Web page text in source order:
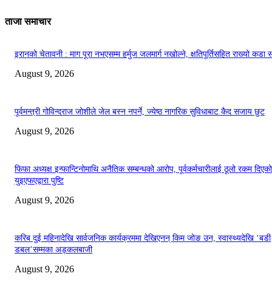
ताजा समाचार
इरानको चेतावनी : माग पूरा नभएसम्म हर्मुज जलमार्ग नखोल्ने, क्षतिपूर्तिसहित राख्यो कडा
August 9, 2026
पूर्वमन्त्री गोविन्दराज जोशीले जेल बस्न नपर्ने, ज्येष्ठ नागरिक सुविधाबाट कैद सजाय छुट
August 9, 2026
फिफा अध्यक्ष इन्फान्टिनोमाथि अनैतिक सम्बन्धको आरोप, पूर्वकर्मचारीलाई ठूलो रकम दिएको
युइएफएद्वारा पुष्टि
August 9, 2026
करिब दुई महिनादेखि सार्वजनिक कार्यक्रममा देखिएनन् किम जोङ उन, स्वास्थ्यदेखि ‘बडी
डबल’सम्मका अड्कलबाजी
August 9, 2026